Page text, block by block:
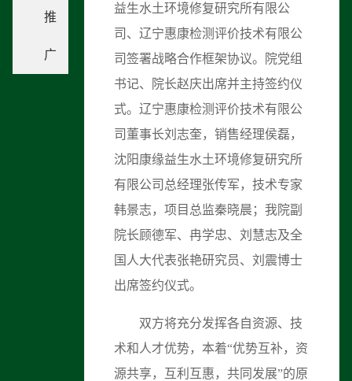
推
广
益生水土环境修复研究所有限公
司、辽宁惠康检测评价技术有限公
司签署战略合作框架协议。院党组
书记、院长赵庆出席并主持签约仪
式。辽宁惠康检测评价技术有限公
司董事长刘志奎，销售经理侯磊，
沈阳康缘益生水土环境修复研究所
有限公司总经理张传军，技术专家
韩景志，项目总监秦晓晨；我院副
院长顾德军、冉学忠、刘慧志及全
国人大代表张艳研究员、刘震博士
出席签约仪式。
双方将充分发挥各自资源、技
术和人才优势，本着“优势互补，资
源共享，互利互惠，共同发展”的原